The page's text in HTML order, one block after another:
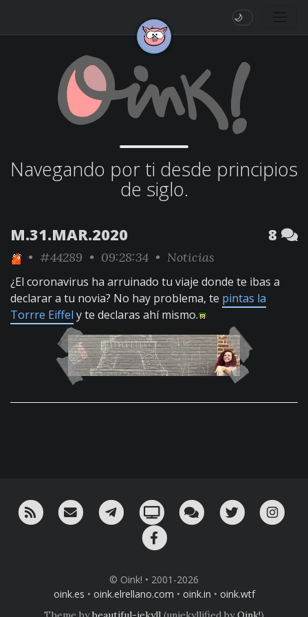
🌙
Navegando por ti desde principios
de siglo.
M.31.MAR.2020 8
• #44289 • 09:28:34 • Noticias
¿El coronavirus ha arruinado tu viaje donde te ibas a
declarar a tu novia? No hay problema, te pintas la
Torrre Eiffel y te declaras ahí mismo.
RSS ¡Mándame un email!¡Nuestro canal en Telegram!
Oink! TV Charla con nosotros
Twitter
© Oink! • 2001-2026
oink.es • oink.elrellano.com • oink.in • oink.wtf